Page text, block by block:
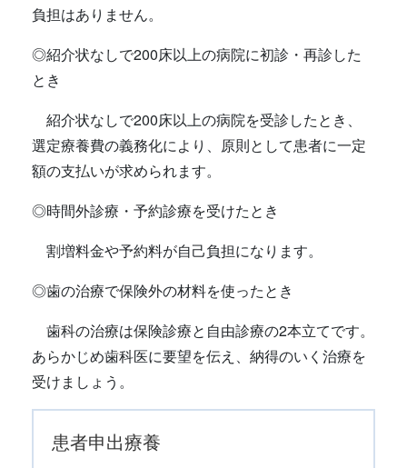
負担はありません。
◎紹介状なしで200床以上の病院に初診・再診した
とき
紹介状なしで200床以上の病院を受診したとき、
選定療養費の義務化により、原則として患者に一定
額の支払いが求められます。
◎時間外診療・予約診療を受けたとき
割増料金や予約料が自己負担になります。
◎歯の治療で保険外の材料を使ったとき
歯科の治療は保険診療と自由診療の2本立てです。
あらかじめ歯科医に要望を伝え、納得のいく治療を
受けましょう。
患者申出療養